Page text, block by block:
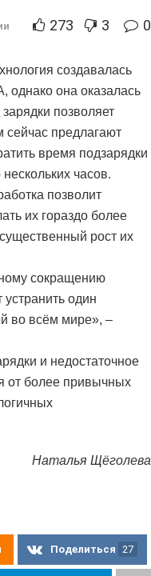
273 3 0
создавалась
однако она оказалась
позволяет
сейчас предлагают
время подзарядки
часов.
позволит
их гораздо более
рост их
сокращению
один
во всём мире», –
и недостаточное
от более привычных
Наталья Щёголева
Поделиться 27